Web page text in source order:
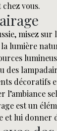
vous.
misez
la lumière
des
décoratifs
l’ambiance
est un
et lui donner